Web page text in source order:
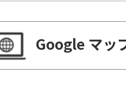
Google マッ